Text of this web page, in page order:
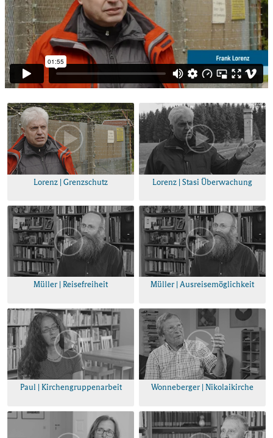
Lorenz | Grenzschutz Lorenz | Stasi Überwachung
Müller | Reisefreiheit Müller | Ausreisemöglichkeit
Paul | Kirchengruppenarbeit Wonneberger | Nikolaikirche